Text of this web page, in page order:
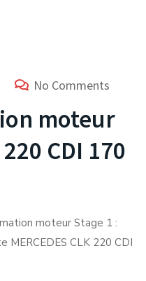
No Comments
moteur
220 CDI 170
moteur Stage 1 :
CLK 220 CDI